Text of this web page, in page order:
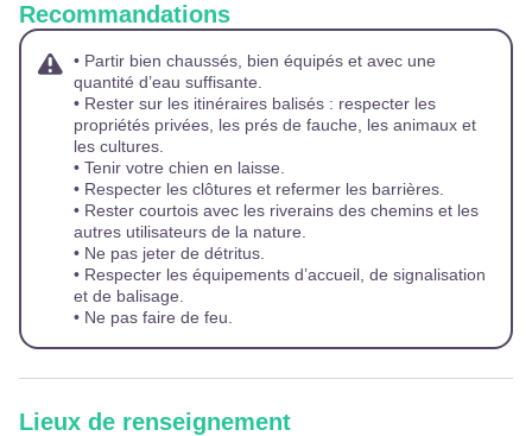
Recommandations
• Partir bien chaussés, bien équipés et avec une
quantité d’eau suffisante.
• Rester sur les itinéraires balisés : respecter les
propriétés privées, les prés de fauche, les animaux et
les cultures.
• Tenir votre chien en laisse.
• Respecter les clôtures et refermer les barrières.
• Rester courtois avec les riverains des chemins et les
autres utilisateurs de la nature.
• Ne pas jeter de détritus.
• Respecter les équipements d’accueil, de signalisation
et de balisage.
• Ne pas faire de feu.
Lieux de renseignement